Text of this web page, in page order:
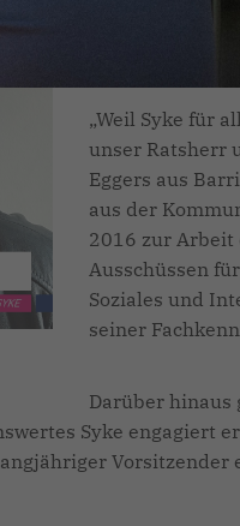
Mandatsträger
Stadt Syke
Weil Syke für
unser Ratsherr
Eggers aus
aus der
2016 zur Arbeit
Ausschüssen
Soziales und
seiner
Darüber hinaus
Syke engagiert